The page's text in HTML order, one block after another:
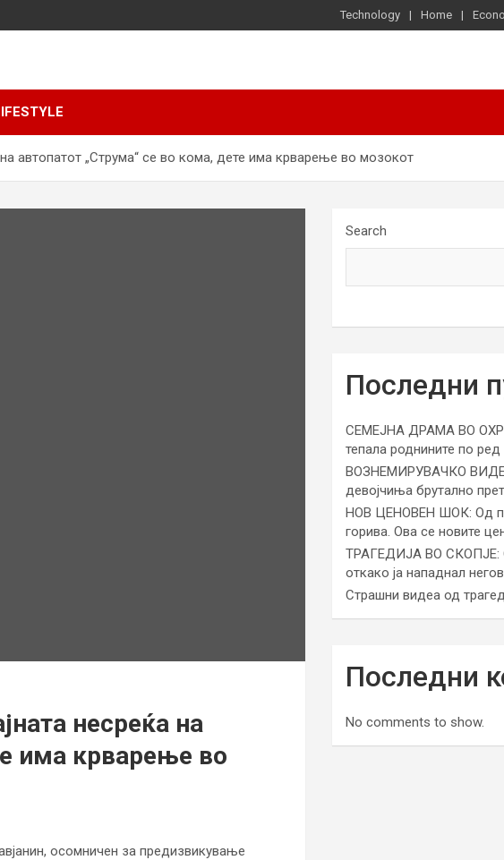
Technology Home
автопатот „Струма“ се во кома, дете има крварење во мозокот
несреќа на
има крварење во
осомничен за предизвикување
Search
Последни
СЕМЕЈНА ДРАМА ВО
тепала роднините по ред
ВОЗНЕМИРУВАЧКО
девојчиња брутално
НОВ ЦЕНОВЕН ШОК: Од
горива. Ова се новите
ТРАГЕДИЈА ВО СКОПЈЕ:
откако ја нападнал
Страшни видеа од
Последни
No comments to show.